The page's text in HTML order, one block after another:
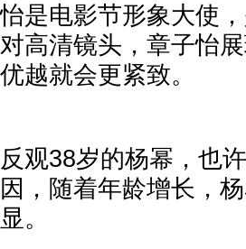
怡是电影节形象大使
对高清镜头，章子怡
优越就会更紧致。
反观38岁的杨幂，也
因，随着年龄增长，
显。